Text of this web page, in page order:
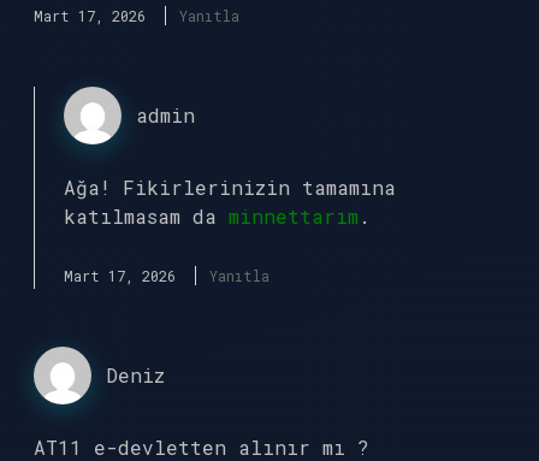
Mart 17, 2026 Yanıtla
admin
Ağa! Fikirlerinizin tamamına
katılmasam da minnettarım .
Mart 17, 2026 Yanıtla
Deniz
AT11 e-devletten alınır mı ?